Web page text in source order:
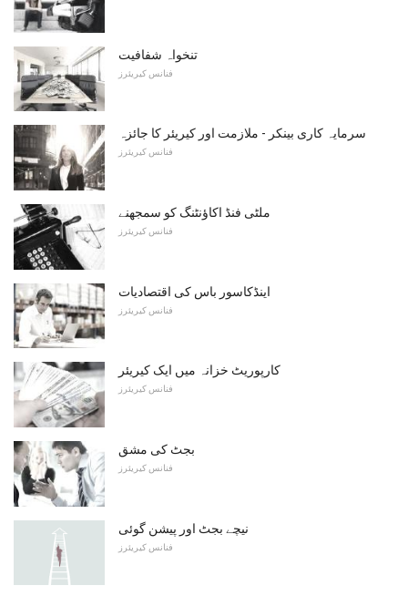
تنخواہ شفافیت
فنانس کیریئرز
سرمایہ کاری بینکر - ملازمت اور کیریئر کا جائزہ
فنانس کیریئرز
ملٹی فنڈ اکاؤنٹنگ کو سمجھنے
فنانس کیریئرز
اینڈکاسور باس کی اقتصادیات
فنانس کیریئرز
کارپوریٹ خزانہ میں ایک کیریئر
فنانس کیریئرز
بجٹ کی مشق
فنانس کیریئرز
نیچے بجٹ اور پیشن گوئی
فنانس کیریئرز